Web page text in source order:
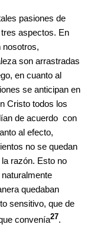
pasiones de
aspectos. En
nosotros,
son arrastradas
en cuanto al
se anticipan en
Cristo todos los
de acuerdo con
al efecto,
no se quedan
razón. Esto no
quedaban
sensitivo, que de
convenía27.